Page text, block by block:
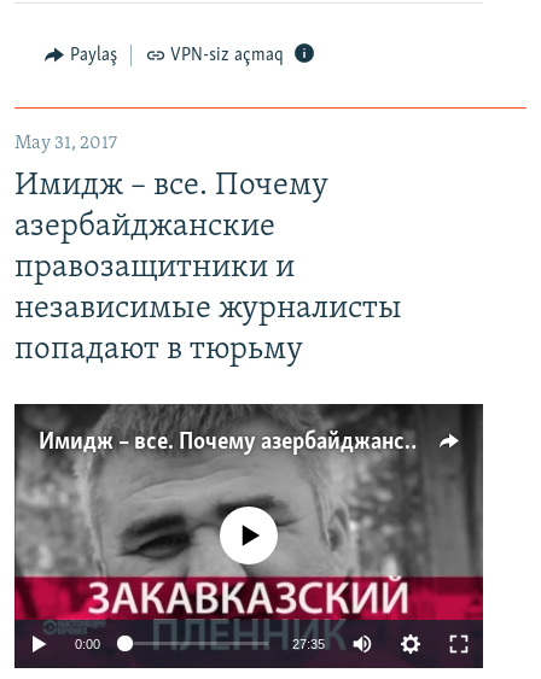
Paylaş VPN-siz açmaq
May 31, 2017
Имидж – все. Почему
азербайджанские
правозащитники и
независимые журналисты
попадают в тюрьму
Имидж – все. Почему азербайджанские правозащитники и независимые журналисты попадают в тюрьму
No media source currently available
0:00 27:35